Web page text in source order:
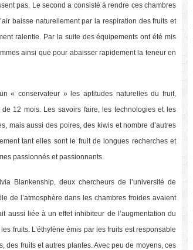
pas. Le second a consisté à rendre ces chambres
baisse naturellement par la respiration des fruits et
ralentie. Par la suite des équipements ont été mis
ainsi que pour abaisser rapidement la teneur en
« conservateur » les aptitudes naturelles du fruit,
12 mois. Les savoirs faire, les technologies et les
mais aussi des poires, des kiwis et nombre d’autres
tant elles sont le fruit de longues recherches et
passionnés et passionnants.
Blankenship, deux chercheurs de l’université de
de l’atmosphère dans les chambres froides avaient
aussi liée à un effet inhibiteur de l’augmentation du
fruits. L’éthylène émis par les fruits est responsable
des fruits et autres plantes. Avec peu de moyens, ces